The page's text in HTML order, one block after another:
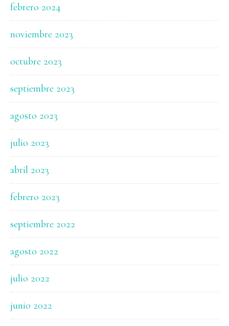
febrero 2024
noviembre 2023
octubre 2023
septiembre 2023
agosto 2023
julio 2023
abril 2023
febrero 2023
septiembre 2022
agosto 2022
julio 2022
junio 2022